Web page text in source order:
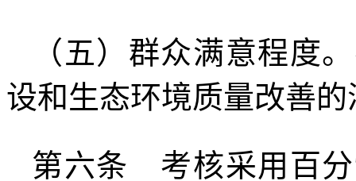
（五）群众满意程度
设和生态环境质量改善
第六条 考核采用百分